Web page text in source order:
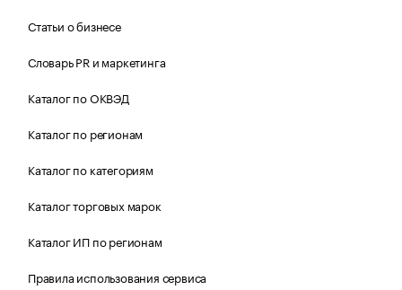
Статьи о бизнесе
Словарь PR и маркетинга
Каталог по ОКВЭД
Каталог по регионам
Каталог по категориям
Каталог торговых марок
Каталог ИП по регионам
Правила использования сервиса